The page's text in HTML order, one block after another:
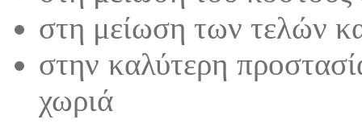
στη μείωση των τελών
στην καλύτερη
χωριά